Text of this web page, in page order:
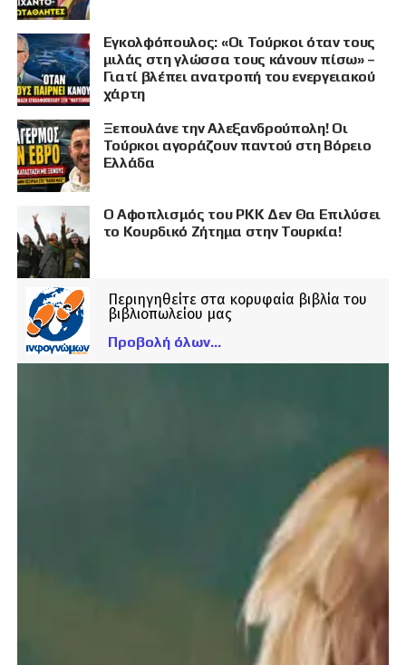
Εγκολφόπουλος: «Οι Τούρκοι όταν τους
μιλάς στη γλώσσα τους κάνουν πίσω» –
Γιατί βλέπει ανατροπή του ενεργειακού
χάρτη
Ξεπουλάνε την Αλεξανδρούπολη! Οι
Τούρκοι αγοράζουν παντού στη Βόρειο
Ελλάδα
Ο Αφοπλισμός του PKK Δεν Θα Επιλύσει
το Κουρδικό Ζήτημα στην Τουρκία!
Περιηγηθείτε στα κορυφαία βιβλία του
βιβλιοπωλείου μας
Προβολή όλων